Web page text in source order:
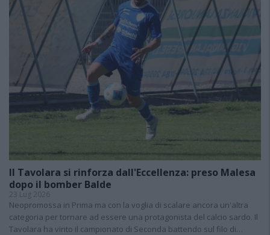
Il Tavolara si rinforza dall'Eccellenza: preso Malesa
dopo il bomber Balde
23 Lug 2026
Neopromossa in Prima ma con la voglia di scalare ancora un'altra
categoria per tornare ad essere una protagonista del calcio sardo. Il
Tavolara ha vinto il campionato di Seconda battendo sul filo di…